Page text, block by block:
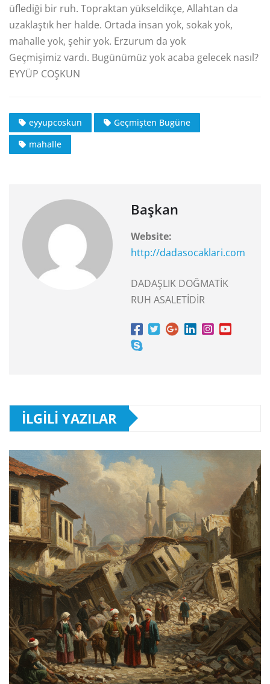
üflediği bir ruh. Topraktan yükseldikçe, Allahtan da
uzaklaştık her halde. Ortada insan yok, sokak yok,
mahalle yok, şehir yok. Erzurum da yok
Geçmişimiz vardı. Bugünümüz yok acaba gelecek nasıl?
EYYÜP COŞKUN
eyyupcoskun
Geçmişten Bugüne
mahalle
Başkan
Website:
http://dadasocaklari.com
DADAŞLIK DOĞMATİK
RUH ASALETİDİR
İLGILI YAZILAR